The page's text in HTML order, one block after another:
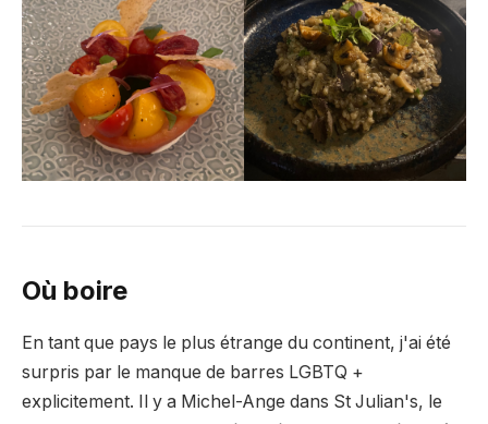
Où boire
En tant que pays le plus étrange du continent, j'ai été
surpris par le manque de barres LGBTQ +
explicitement. Il y a Michel-Ange dans St Julian's, le